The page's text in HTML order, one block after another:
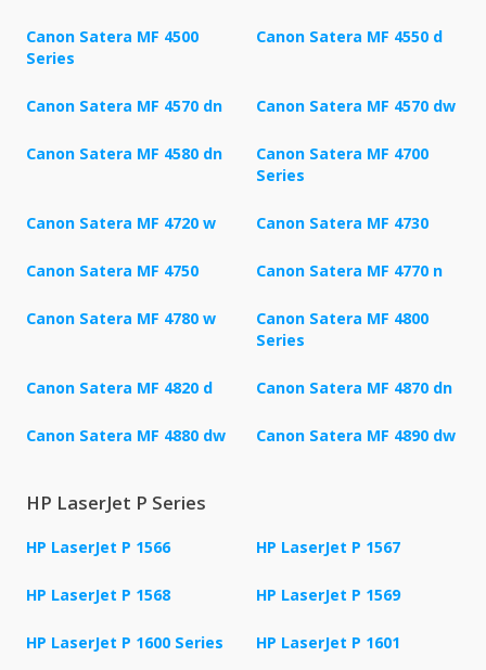
Canon Satera MF 4500
Series
Canon Satera MF 4550 d
Canon Satera MF 4570 dn Canon Satera MF 4570 dw
Canon Satera MF 4580 dn
Canon Satera MF 4700
Series
Canon Satera MF 4720 w Canon Satera MF 4730
Canon Satera MF 4750 Canon Satera MF 4770 n
Canon Satera MF 4780 w
Canon Satera MF 4800
Series
Canon Satera MF 4820 d Canon Satera MF 4870 dn
Canon Satera MF 4880 dw Canon Satera MF 4890 dw
HP LaserJet P Series
HP LaserJet P 1566 HP LaserJet P 1567
HP LaserJet P 1568 HP LaserJet P 1569
HP LaserJet P 1600 Series HP LaserJet P 1601